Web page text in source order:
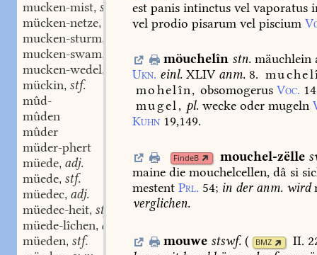
mucken-mist, stm.
mücken-netze,
mucken-sturm,
mucken-swam,
mucken-wedel,
mückin, stf.
mûd-
mûden
mûder
müder-phert
müede, adj.
müede, stf.
müedec, adj.
müedec-heit, stf.
müede-lîchen, adv.
müeden, stf.
est panis intinctus vel vaporatus
vel prodio pisarum vel piscium
möuchelîn stn. mäuchlein
Ukn. einl. XLIV anm. 8.
mohelîn, obsomogerus Voc.
mugel, pl.weckeodermugeln
Kuhn 19,149.
FindeB mouchel-zëlle
maine die mouchelcellen, dâ si
mestent Prl. 54; in deranm. wird
verglichen.
mouwe stswf. ( BMZ
II.